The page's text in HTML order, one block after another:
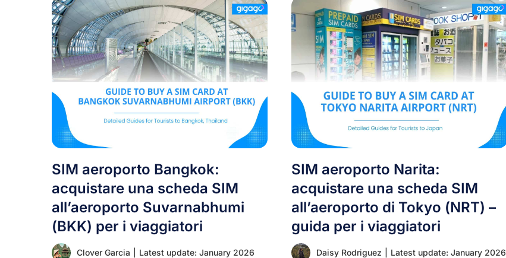
SIM aeroporto Bangkok:
acquistare una scheda SIM
all’aeroporto Suvarnabhumi
(BKK) per i viaggiatori
Clover Garcia Latest update: January 2026
SIM aeroporto Narita:
acquistare una scheda SIM
all’aeroporto di Tokyo (NRT) –
guida per i viaggiatori
Daisy Rodriguez Latest update: January 2026